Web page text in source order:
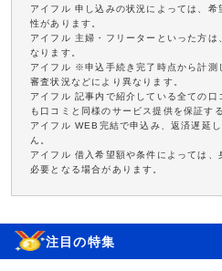
アイフル 申し込みの状況によっては、
性があります。
アイフル 主婦・フリーターといった方は
なります。
アイフル ※申込手続き完了時点から計測
審査状況などにより異なります。
アイフル 記事内で紹介している全ての口
も口コミと同様のサービス提供を保証す
アイフル WEB完結で申込み、返済遅延
ん。
アイフル 借入希望額や条件によっては
必要となる場合があります。
注目の特集